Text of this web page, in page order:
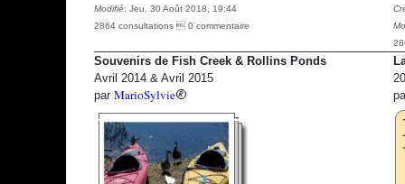
Modifié: Jeu. 30 Août 2018, 19:44
2864 consultations  0 commentaire
Souvenirs de Fish Creek & Rollins Ponds
Avril 2014 & Avril 2015
par MarioSylvie